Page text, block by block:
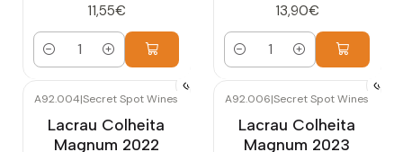
11,55€
Quantidade
13,90€
Quantidade
A92.004|Secret Spot Wines
Lacrau Colheita
Magnum 2022
A92.006|Secret Spot Wines
Lacrau Colheita
Magnum 2023